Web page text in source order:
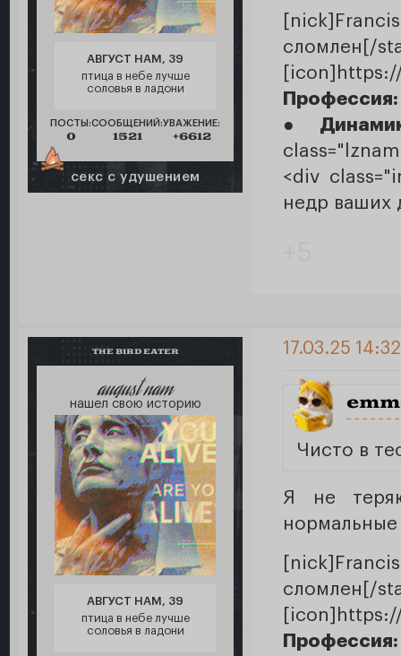
АВГУСТ НАМ, 39
птица в небе лучше
соловья в ладони
ПОСТЫ:
0
СООБЩЕНИЙ:
1521
УВАЖЕНИЕ:
+6612
секс с удушением
сломлен[/
Профессия:
●
<div
недр
THE BIRD EATER
august nam
нашел свою историю
АВГУСТ НАМ, 39
птица в небе лучше
соловья в ладони
17.03.25
Чисто в
Я не
нормальные
сломлен[/
Профессия: